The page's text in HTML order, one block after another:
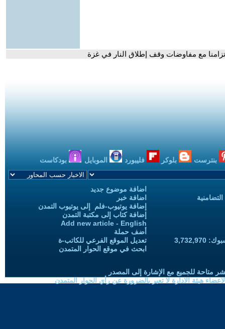
مع مفاوضات وقف إطلاق النار في غزة
بنترست بلوكر فليبورد الموبايل بودكاست
اضافة موضوع جديد
اضافة خبر
إضافة يوتيوب-فلم إلى يوتيوب التمدن
إضافة كتاب إلى مكتبة التمدن
Add new article - English
أضف حملة
تعديل الموقع الفرعي للكاتب-ة
ابحث في موقع الحوار المتمدن
متاحة للجميع مع الإشارة إلى المصدر
هيئة الادارة لا تعبر بالضرورة عن رأي الحوار المتمدن